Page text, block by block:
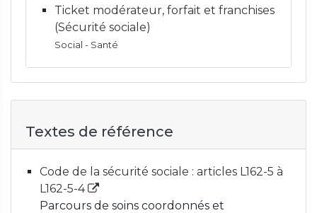
Ticket modérateur, forfait et franchises
(Sécurité sociale)
Social - Santé
Textes de référence
Code de la sécurité sociale : articles L162-5 à
L162-5-4
Parcours de soins coordonnés et